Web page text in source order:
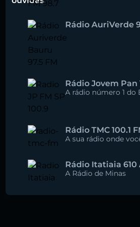
Rádio AuriVerde
Rádio Jovem Pan
A rádio número 1 do
Rádio TMC 100.1
A sua rádio onde
Rádio Itatiaia 610
A Rádio de Minas